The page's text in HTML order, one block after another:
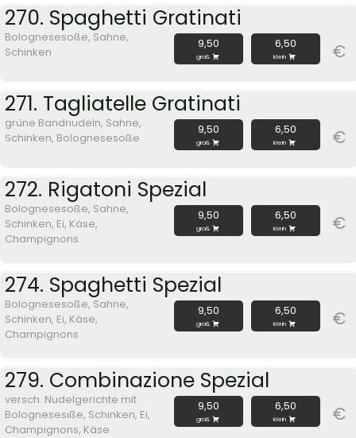
270. Spaghetti Gratinati
9,50
groß
6,50
klein €
Bolognesesoße, Sahne,
Schinken
271. Tagliatelle Gratinati
9,50
groß
6,50
klein €
grüne Bandnudeln, Sahne,
Schinken, Bolognesesoße
272. Rigatoni Spezial
9,50
groß
6,50
klein €
Bolognesesoße, Sahne,
Schinken, Ei, Käse,
Champignons
274. Spaghetti Spezial
9,50
groß
6,50
klein €
Bolognesesoße, Sahne,
Schinken, Ei, Käse,
Champignons
279. Combinazione Spezial
9,50
groß
6,50
klein €
versch. Nudelgerichte mit
Bolognesesıße, Schinken, Ei,
Champignons, Käse